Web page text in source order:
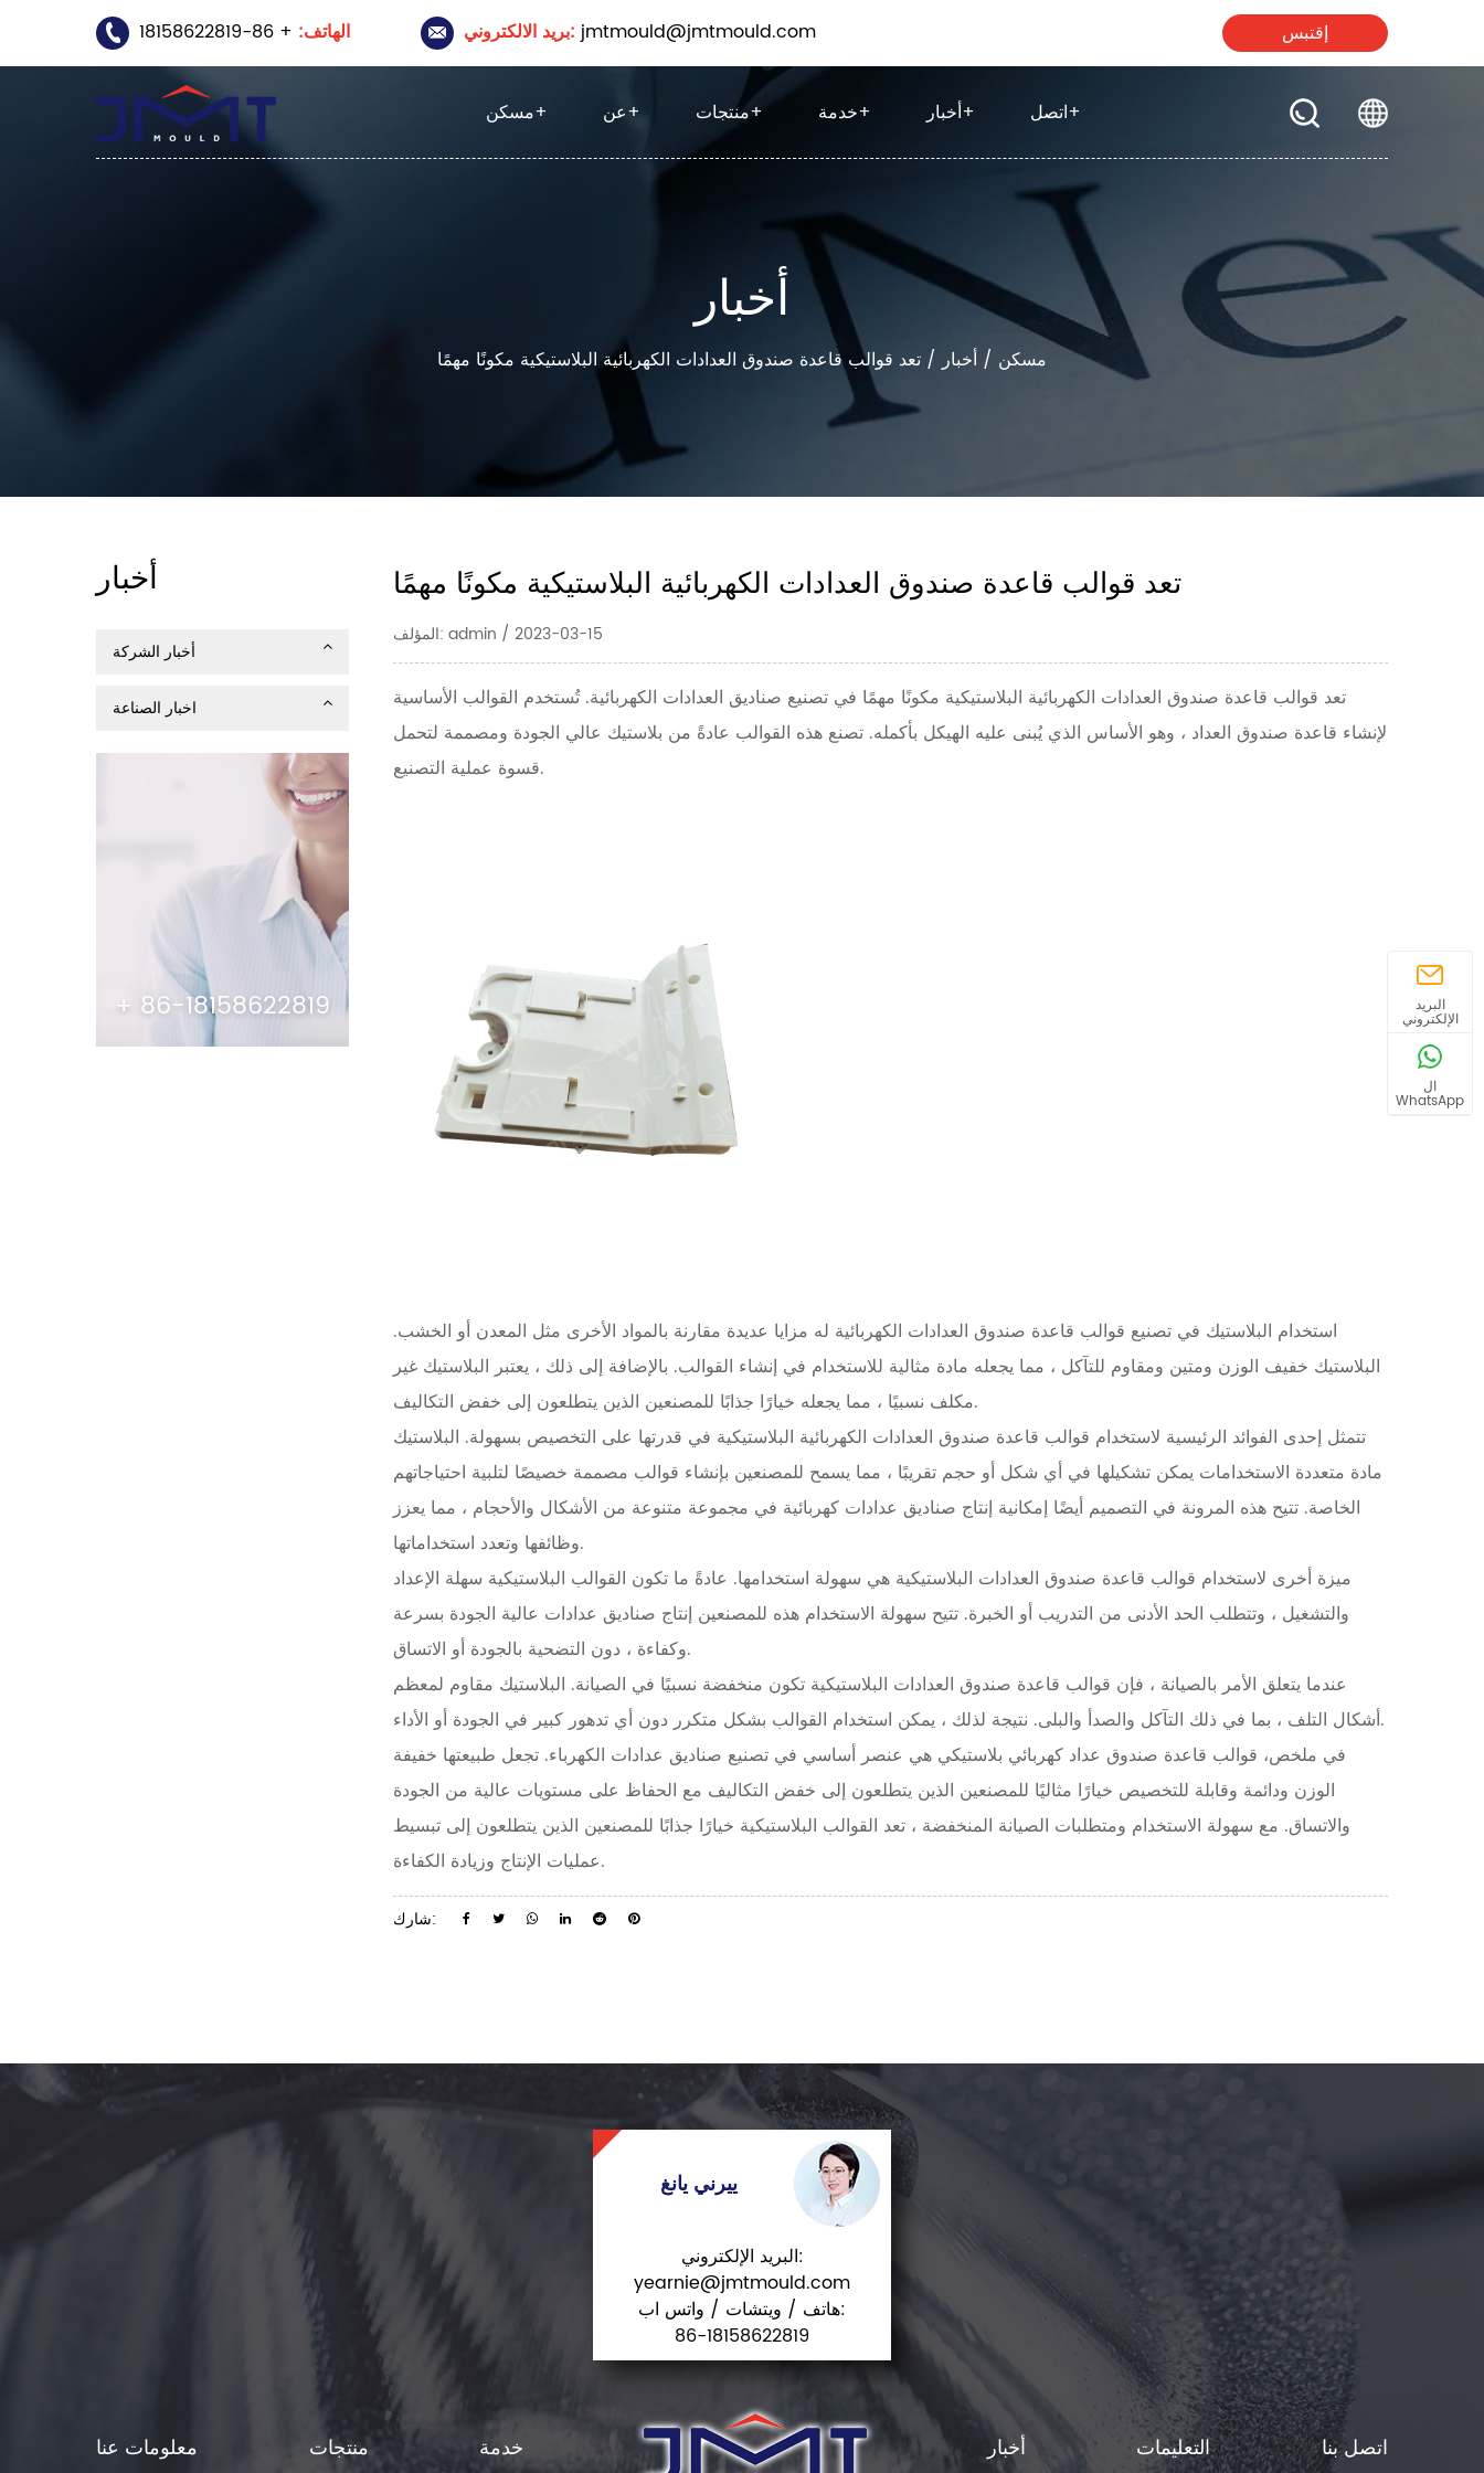
الهاتف: + 86-18158622819 بريد الالكتروني: jmtmould@jmtmould.com إقتبس
مسكن+ عن+ منتجات+ خدمة+ أخبار+ اتصل+
أخبار
مسكن / أخبار / تعد قوالب قاعدة صندوق العدادات الكهربائية البلاستيكية مكونًا مهمًا
أخبار
أخبار الشركة
اخبار الصناعة
+ 86-18158622819
تعد قوالب قاعدة صندوق العدادات الكهربائية البلاستيكية مكونًا مهمًا
المؤلف: admin / 2023-03-15
تعد قوالب قاعدة صندوق العدادات الكهربائية البلاستيكية مكونًا مهمًا في تصنيع صناديق العدادات الكهربائية. تُستخدم القوالب الأساسية
لإنشاء قاعدة صندوق العداد ، وهو الأساس الذي يُبنى عليه الهيكل بأكمله. تصنع هذه القوالب عادةً من بلاستيك عالي الجودة ومصممة لتحمل
قسوة عملية التصنيع.
استخدام البلاستيك في تصنيع قوالب قاعدة صندوق العدادات الكهربائية له مزايا عديدة مقارنة بالمواد الأخرى مثل المعدن أو الخشب.
البلاستيك خفيف الوزن ومتين ومقاوم للتآكل ، مما يجعله مادة مثالية للاستخدام في إنشاء القوالب. بالإضافة إلى ذلك ، يعتبر البلاستيك غير
مكلف نسبيًا ، مما يجعله خيارًا جذابًا للمصنعين الذين يتطلعون إلى خفض التكاليف.
تتمثل إحدى الفوائد الرئيسية لاستخدام قوالب قاعدة صندوق العدادات الكهربائية البلاستيكية في قدرتها على التخصيص بسهولة. البلاستيك
مادة متعددة الاستخدامات يمكن تشكيلها في أي شكل أو حجم تقريبًا ، مما يسمح للمصنعين بإنشاء قوالب مصممة خصيصًا لتلبية احتياجاتهم
الخاصة. تتيح هذه المرونة في التصميم أيضًا إمكانية إنتاج صناديق عدادات كهربائية في مجموعة متنوعة من الأشكال والأحجام ، مما يعزز
وظائفها وتعدد استخداماتها.
ميزة أخرى لاستخدام قوالب قاعدة صندوق العدادات البلاستيكية هي سهولة استخدامها. عادةً ما تكون القوالب البلاستيكية سهلة الإعداد
والتشغيل ، وتتطلب الحد الأدنى من التدريب أو الخبرة. تتيح سهولة الاستخدام هذه للمصنعين إنتاج صناديق عدادات عالية الجودة بسرعة
وكفاءة ، دون التضحية بالجودة أو الاتساق.
عندما يتعلق الأمر بالصيانة ، فإن قوالب قاعدة صندوق العدادات البلاستيكية تكون منخفضة نسبيًا في الصيانة. البلاستيك مقاوم لمعظم
أشكال التلف ، بما في ذلك التآكل والصدأ والبلى. نتيجة لذلك ، يمكن استخدام القوالب بشكل متكرر دون أي تدهور كبير في الجودة أو الأداء.
في ملخص، قوالب قاعدة صندوق عداد كهربائي بلاستيكي هي عنصر أساسي في تصنيع صناديق عدادات الكهرباء. تجعل طبيعتها خفيفة
الوزن ودائمة وقابلة للتخصيص خيارًا مثاليًا للمصنعين الذين يتطلعون إلى خفض التكاليف مع الحفاظ على مستويات عالية من الجودة
والاتساق. مع سهولة الاستخدام ومتطلبات الصيانة المنخفضة ، تعد القوالب البلاستيكية خيارًا جذابًا للمصنعين الذين يتطلعون إلى تبسيط
عمليات الإنتاج وزيادة الكفاءة.
شارك:
ييرني يانغ
البريد الإلكتروني:
yearnie@jmtmould.com
هاتف / ويتشات / واتس اب:
86-18158622819
معلومات عنا منتجات خدمة أخبار التعليمات اتصل بنا
البريد
الإلكتروني
ال
WhatsApp